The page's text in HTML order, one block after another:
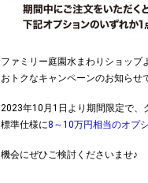
ファミリー庭園水まわりショップ
おトクなキャンペーンのお知らせ
2023年10月1日より期間限定で、
標準仕様に8～10万円相当のオプ
機会にぜひご検討くださいませ♪